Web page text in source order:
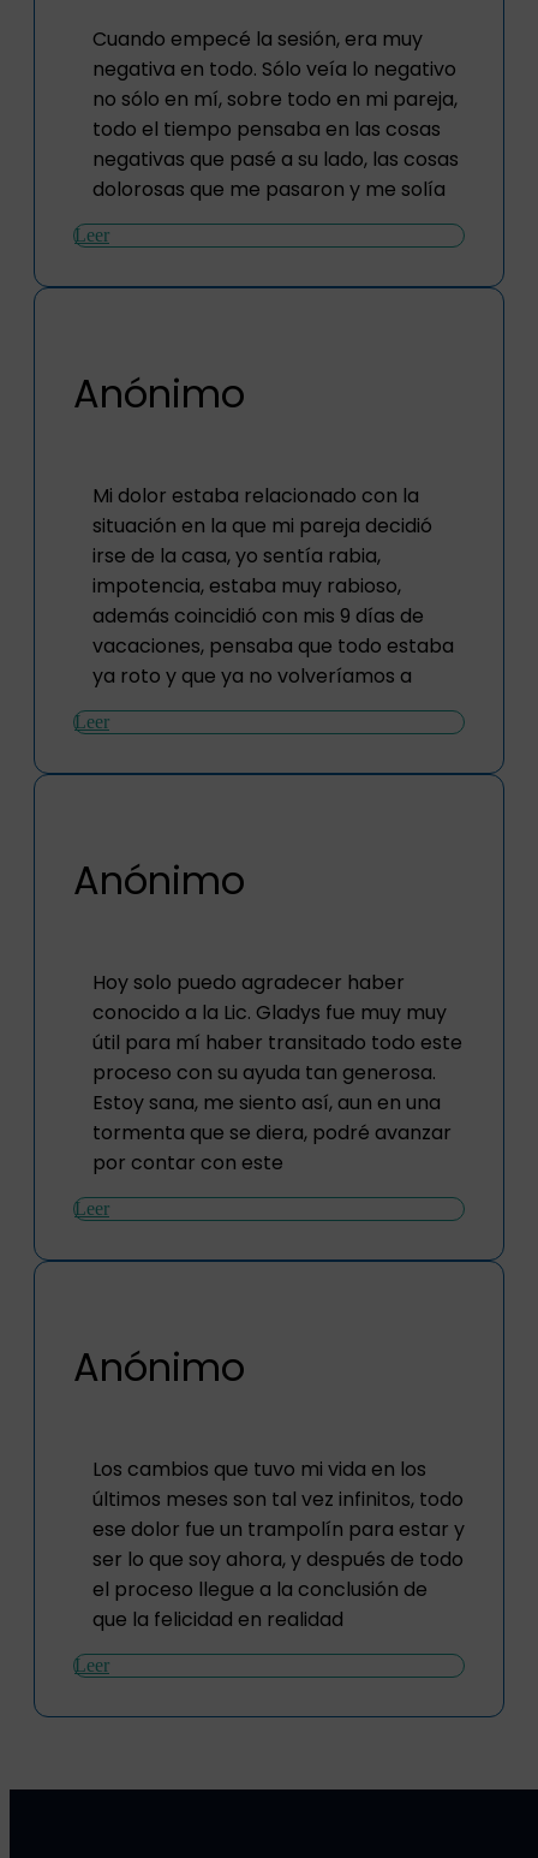
Cuando empecé la sesión, era muy
negativa en todo. Sólo veía lo negativo
no sólo en mí, sobre todo en mi pareja,
todo el tiempo pensaba en las cosas
negativas que pasé a su lado, las cosas
dolorosas que me pasaron y me solía
Leer
Anónimo
Mi dolor estaba relacionado con la
situación en la que mi pareja decidió
irse de la casa, yo sentía rabia,
impotencia, estaba muy rabioso,
además coincidió con mis 9 días de
vacaciones, pensaba que todo estaba
ya roto y que ya no volveríamos a
Leer
Anónimo
Hoy solo puedo agradecer haber
conocido a la Lic. Gladys fue muy muy
útil para mí haber transitado todo este
proceso con su ayuda tan generosa.
Estoy sana, me siento así, aun en una
tormenta que se diera, podré avanzar
por contar con este
Leer
Anónimo
Los cambios que tuvo mi vida en los
últimos meses son tal vez infinitos, todo
ese dolor fue un trampolín para estar y
ser lo que soy ahora, y después de todo
el proceso llegue a la conclusión de
que la felicidad en realidad
Leer